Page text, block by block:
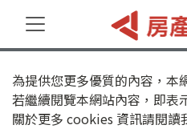
為提供您更多優質的內容，本
若繼續閱覽本網站內容，即表
關於更多 cookies 資訊請閱讀